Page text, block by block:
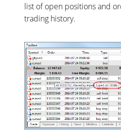
list of open positions and
trading history.